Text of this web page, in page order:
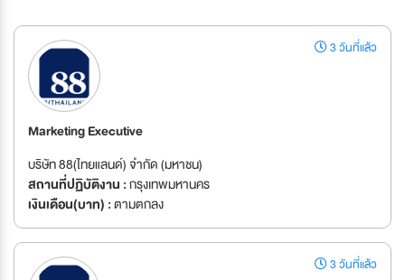
3 วันที่แล้ว
Marketing Executive
บริษัท 88(ไทยแลนด์) จำกัด (มหาชน)
สถานที่ปฏิบัติงาน :กรุงเทพมหานคร
เงินเดือน(บาท) :ตามตกลง
3 วันที่แล้ว